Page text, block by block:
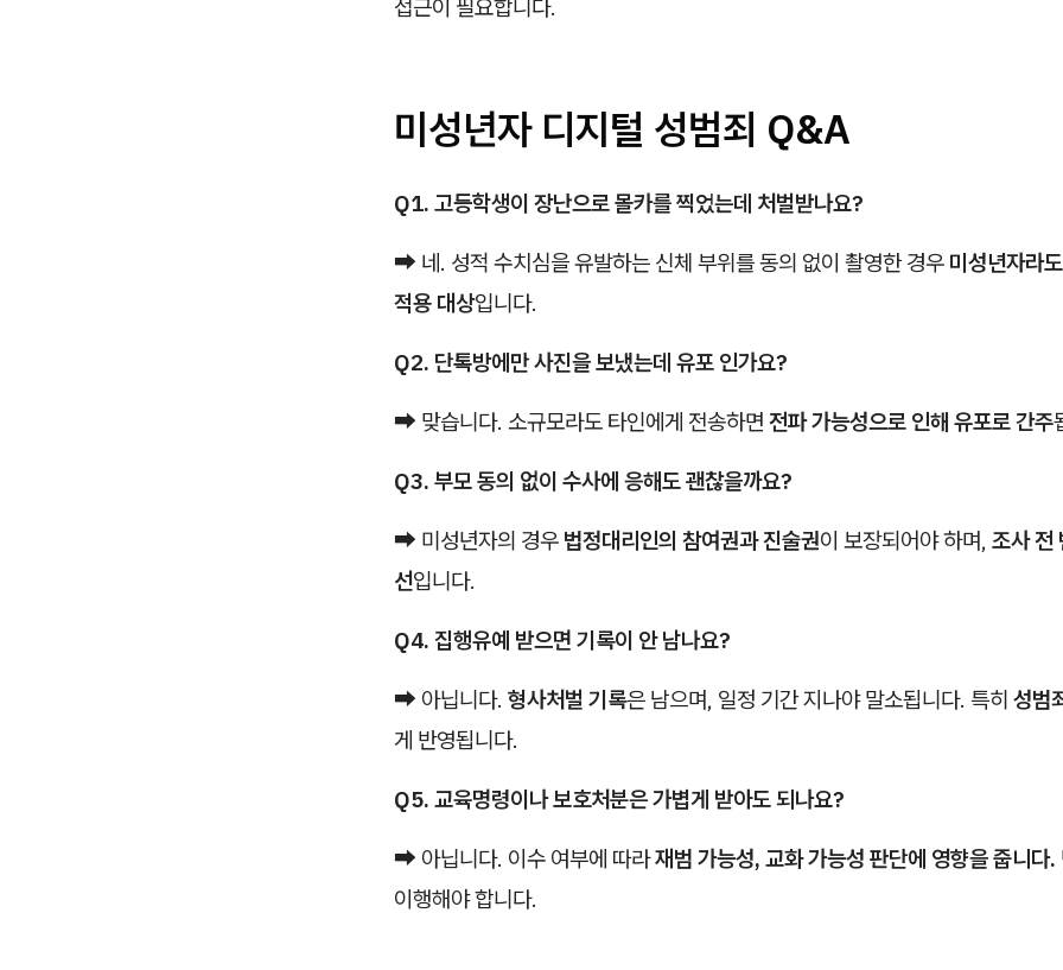
접근이 필요합니다.
미성년자 디지털 성범죄 Q&A
Q1. 고등학생이 장난으로 몰카를 찍었는데 처벌받나요?
➡ 네. 성적 수치심을 유발하는 신체 부위를 동의 없이 촬영한 경우 미성년자라
적용 대상입니다.
Q2. 단톡방에만 사진을 보냈는데 유포 인가요?
➡ 맞습니다. 소규모라도 타인에게 전송하면 전파 가능성으로 인해 유포로 간주
Q3. 부모 동의 없이 수사에 응해도 괜찮을까요?
➡ 미성년자의 경우 법정대리인의 참여권과 진술권이 보장되어야 하며, 조사 전
선입니다.
Q4. 집행유예 받으면 기록이 안 남나요?
➡ 아닙니다. 형사처벌 기록은 남으며, 일정 기간 지나야 말소됩니다. 특히 성범
게 반영됩니다.
Q5. 교육명령이나 보호처분은 가볍게 받아도 되나요?
➡ 아닙니다. 이수 여부에 따라재범 가능성, 교화 가능성 판단에 영향을 줍니다.
이행해야 합니다.